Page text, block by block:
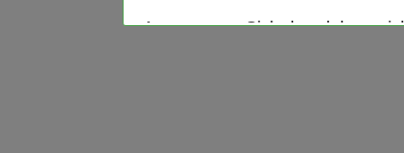
Aus unserer Sicht handelt es